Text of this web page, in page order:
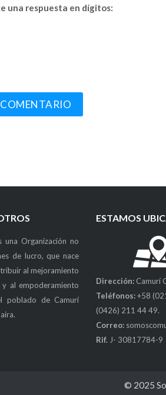
una respuesta en dígitos:
una Organización no
de lucro, que nace
al mejoramiento
al empoderamiento
poblado de Camurí
ESTAMOS
Dirección:Camurí
Teléfonos:+58
(0426) 211 44 49.
Correo:
Rif.J- 30817784-9
© 2025